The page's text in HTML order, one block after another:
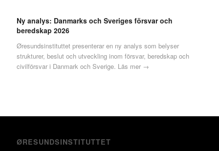
Ny analys: Danmarks och Sveriges försvar och
beredskap 2026
Øresundsinstituttet presenterar en ny analys som belyser
strukturer, beslut och utveckling inom försvar, beredskap och
civilförsvar i Danmark och Sverige. Läs mer →
ØRESUNDSINSTITUTTET